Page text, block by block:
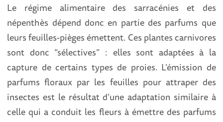
Le régime alimentaire des sarracénies et des
népenthès dépend donc en partie des parfums que
leurs feuilles-pièges émettent. Ces plantes carnivores
sont donc “sélectives” : elles sont adaptées à la
capture de certains types de proies. L’émission de
parfums floraux par les feuilles pour attraper des
insectes est le résultat d’une adaptation similaire à
celle qui a conduit les fleurs à émettre des parfums